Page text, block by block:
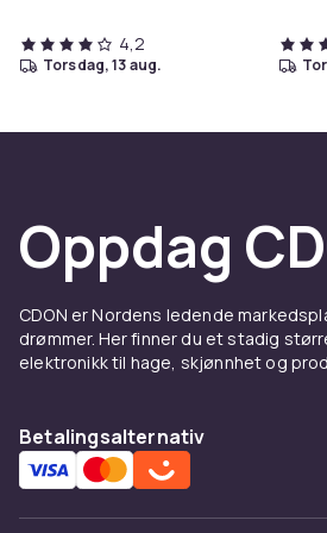
4,2
torsdag, 13 aug.
Oppdag
CDON er Nordens ledende
drømmer. Her finner du et stadig
elektronikk til hage, skjønnhet og
Betalingsalternativ